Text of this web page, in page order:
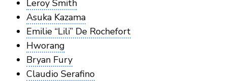
Leroy Smith
Asuka Kazama
Emilie “Lili” De Rochefort
Hworang
Bryan Fury
Claudio Serafino